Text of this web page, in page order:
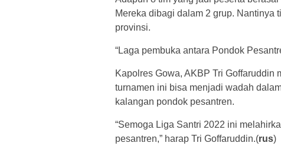
Mereka dibagi dalam 2 grup. Nantinya
provinsi.
“Laga pembuka antara Pondok
Kapolres Gowa, AKBP Tri Goffaruddin
turnamen ini bisa menjadi wadah
kalangan pondok pesantren.
“Semoga Liga Santri 2022 ini
pesantren,” harap Tri Goffaruddin.(rus)